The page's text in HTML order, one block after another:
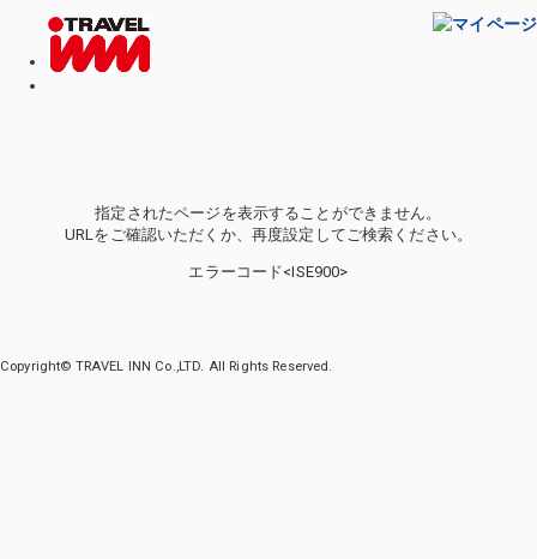
指定されたページを表示することができません。
URLをご確認いただくか、再度設定してご検索ください。
エラーコード<ISE900>
Copyright© TRAVEL INN Co.,LTD. All Rights Reserved.